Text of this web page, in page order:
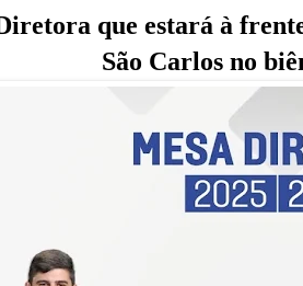
que estará à
São Carlos no